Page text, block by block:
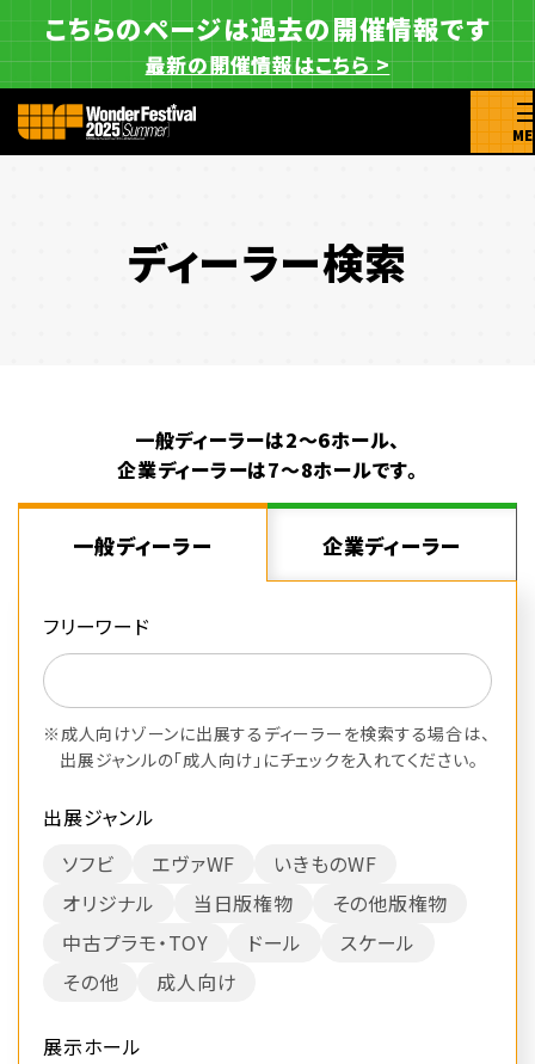
こちらのページは過去の開催情報です
最新の開催情報はこちら >
ディーラー検索
一般ディーラーは2～6ホール、
企業ディーラーは7～8ホールです。
一般ディーラー 企業ディーラー
フリーワード
※成人向けゾーンに出展するディーラーを検索する場合は、
出展ジャンルの「成人向け」にチェックを入れてください。
出展ジャンル
ソフビ
エヴァWF
いきものWF
オリジナル
当日版権物
その他版権物
中古プラモ・TOY
ドール
スケール
その他
成人向け
展示ホール